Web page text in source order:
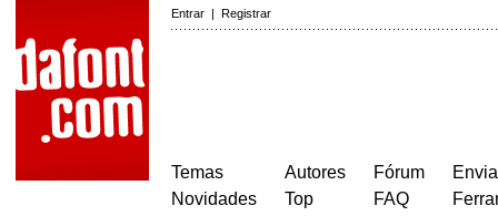
Entrar | Registrar
Temas
Novidades
Autores
Top
Fórum
FAQ